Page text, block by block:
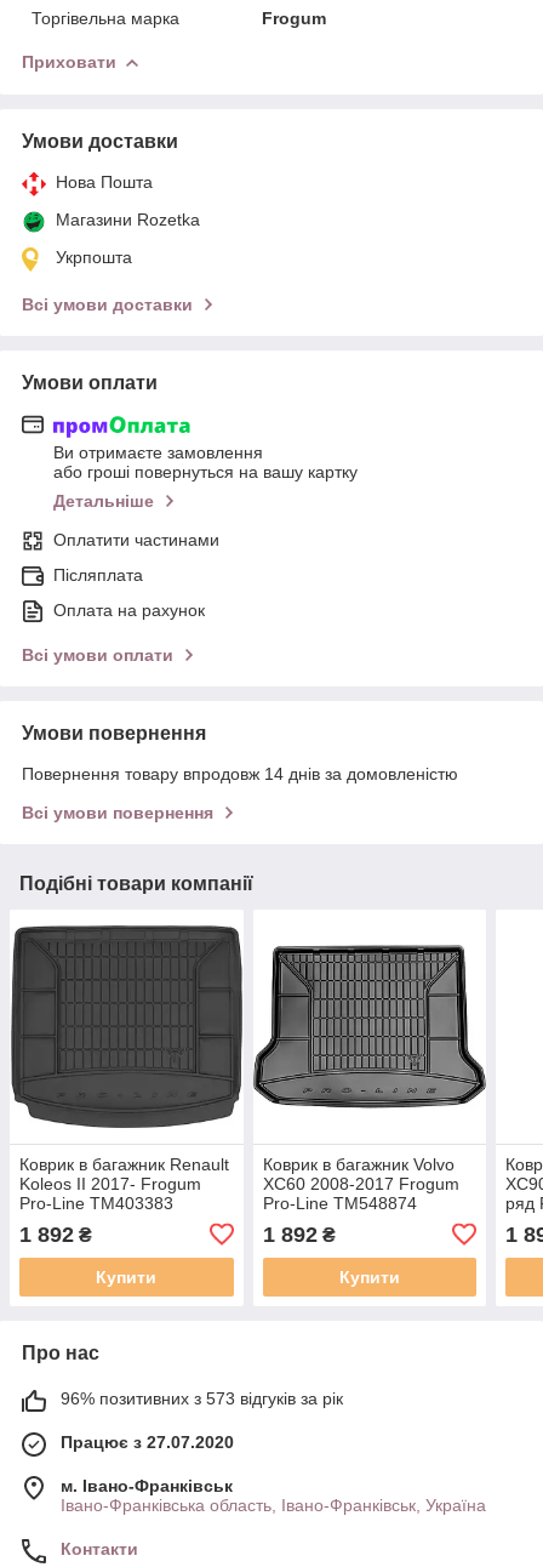
Торгівельна марка
Frogum
Приховати
Умови доставки
Нова Пошта
Магазини Rozetka
Укрпошта
Всі умови доставки
Умови оплати
Ви отримаєте замовлення
або гроші повернуться на вашу картку
Детальніше
Оплатити частинами
Післяплата
Оплата на рахунок
Всі умови оплати
Умови повернення
Повернення товару впродовж 14 днів за домовленістю
Всі умови повернення
Подібні товари компанії
Коврик в багажник Renault
Koleos II 2017- Frogum
Pro-Line TM403383
1 892 ₴
Купити
Коврик в багажник Volvo
XC60 2008-2017 Frogum
Pro-Line TM548874
1 892₴
Купити
ряд
1
Про нас
96% позитивних з 573 відгуків за рік
Працює з 27.07.2020
м. Івано-Франківськ
Івано-Франківська область, Івано-Франківськ, Україна
Контакти